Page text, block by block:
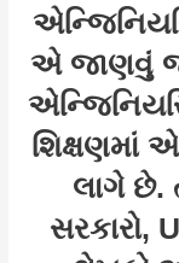
એ જાણવું
શિક્ષણમાં
લાગે છે.
સરકારો,